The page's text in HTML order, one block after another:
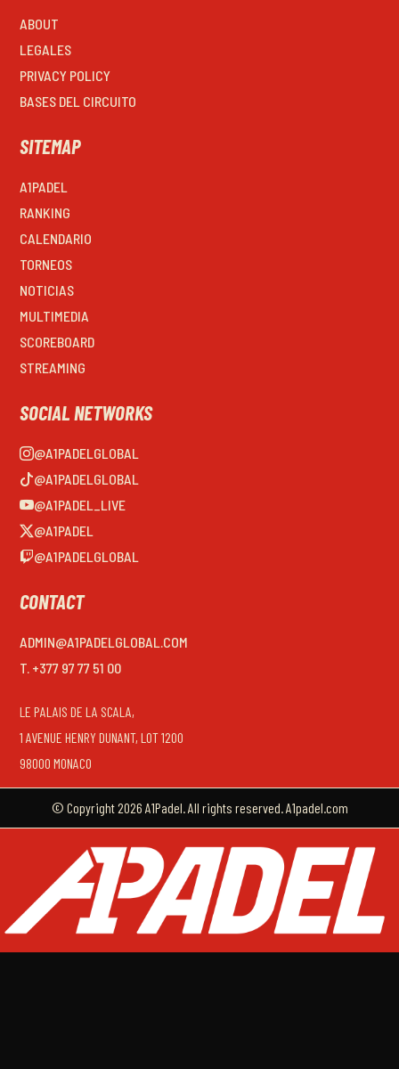
ABOUT
LEGALES
PRIVACY POLICY
BASES DEL CIRCUITO
SITEMAP
A1PADEL
RANKING
CALENDARIO
TORNEOS
NOTICIAS
MULTIMEDIA
SCOREBOARD
STREAMING
SOCIAL NETWORKS
@A1PADELGLOBAL
@A1PADELGLOBAL
@A1PADEL_LIVE
@A1PADEL
@A1PADELGLOBAL
CONTACT
ADMIN@A1PADELGLOBAL.COM
T. +377 97 77 51 00
LE PALAIS DE LA SCALA,
1 AVENUE HENRY DUNANT, LOT 1200
98000 MONACO
© Copyright 2026 A1Padel. All rights reserved. A1padel.com